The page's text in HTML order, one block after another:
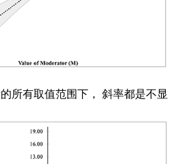
所有取值范围下， 斜率都是不显